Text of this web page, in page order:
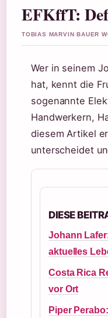
EFKffT:
TOBIAS MARVIN BAUER
Wer in seinem
hat, kennt die
sogenannte
Handwerkern,
diesem Artikel
unterscheidet
DIESE
Johann
aktuelles
Costa Rica
vor Ort
Piper